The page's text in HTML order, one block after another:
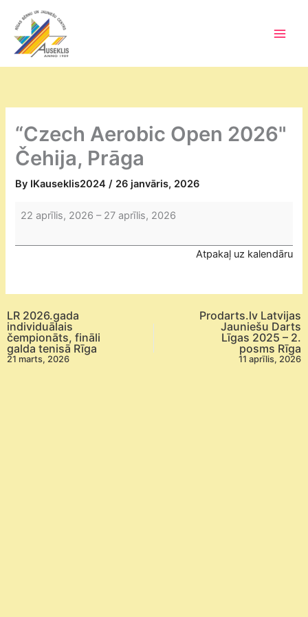
content
“Czech Aerobic Open 2026"
Čehija, Prāga
By IKauseklis2024/ 26 janvāris, 2026
“Czech
Open
Prāga
22 aprīlis, 2026 – 27 aprīlis, 2026
Atpakaļ uz kalendāru
LR 2026.gada
individuālais
čempionāts, fināli
galda tenisā Rīga
21 marts, 2026
Prodarts.lv Latvijas
Jauniešu Darts
Līgas 2025 – 2.
posms Rīga
11 aprīlis, 2026